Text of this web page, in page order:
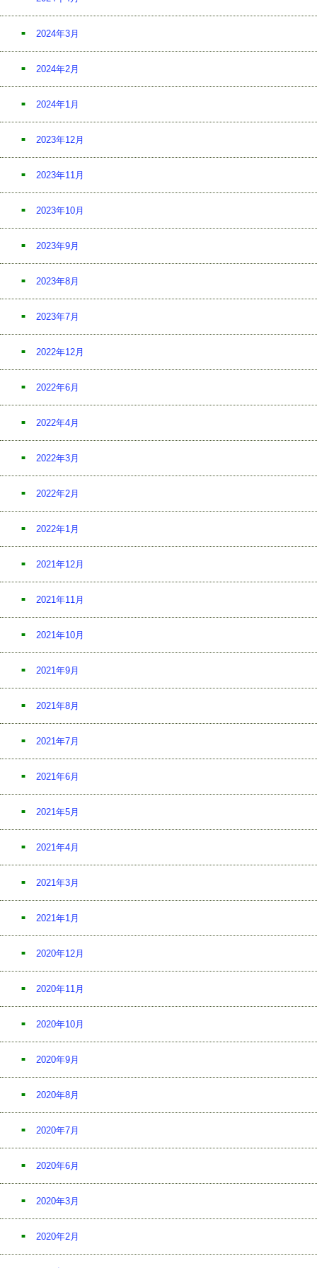
2024年3月
2024年2月
2024年1月
2023年12月
2023年11月
2023年10月
2023年9月
2023年8月
2023年7月
2022年12月
2022年6月
2022年4月
2022年3月
2022年2月
2022年1月
2021年12月
2021年11月
2021年10月
2021年9月
2021年8月
2021年7月
2021年6月
2021年5月
2021年4月
2021年3月
2021年1月
2020年12月
2020年11月
2020年10月
2020年9月
2020年8月
2020年7月
2020年6月
2020年3月
2020年2月